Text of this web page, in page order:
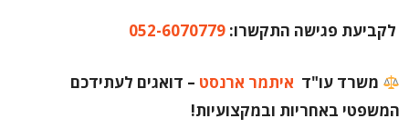
לקביעת פגישה התקשרו: 052-6070779
משרד עו"ד איתמר ארנסט – דואגים לעתידכם
המשפטי באחריות ובמקצועיות!